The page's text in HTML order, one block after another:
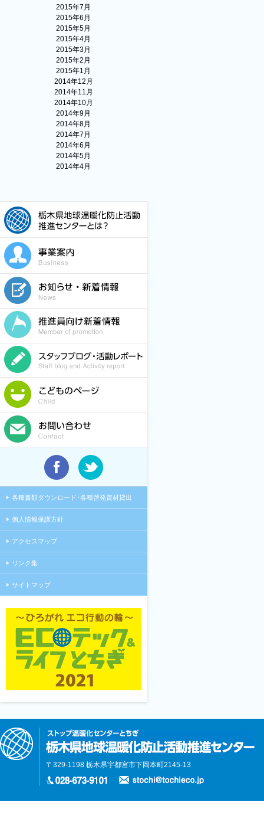
2015年7月
2015年6月
2015年5月
2015年4月
2015年3月
2015年2月
2015年1月
2014年12月
2014年11月
2014年10月
2014年9月
2014年8月
2014年7月
2014年6月
2014年5月
2014年4月
各種書類ダウンロード･各種啓発資材貸出
個人情報保護方針
アクセスマップ
リンク集
サイトマップ
〒329-1198 栃木県宇都宮市下岡本町2145-13